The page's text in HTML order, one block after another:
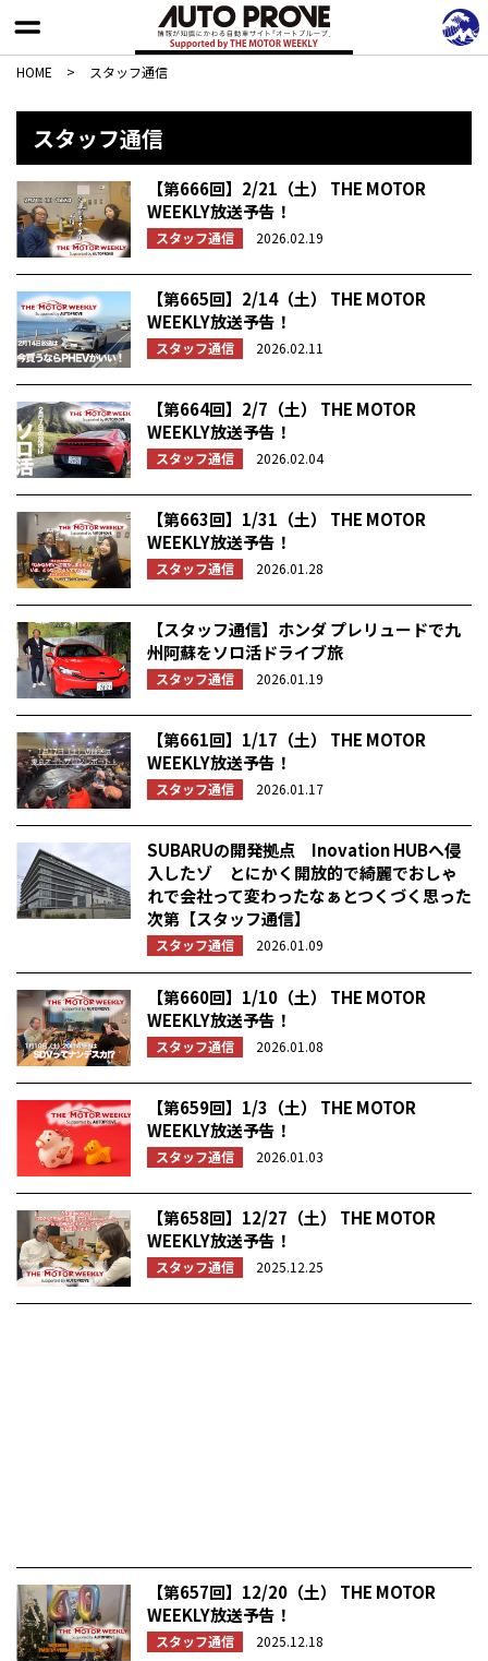
HOME > スタッフ通信
スタッフ通信
【第666回】2/21（土） THE MOTOR
WEEKLY放送予告！
スタッフ通信 2026.02.19
【第665回】2/14（土） THE MOTOR
WEEKLY放送予告！
スタッフ通信 2026.02.11
【第664回】2/7（土） THE MOTOR
WEEKLY放送予告！
スタッフ通信 2026.02.04
【第663回】1/31（土） THE MOTOR
WEEKLY放送予告！
スタッフ通信 2026.01.28
【スタッフ通信】ホンダ プレリュードで九
州阿蘇をソロ活ドライブ旅
スタッフ通信 2026.01.19
【第661回】1/17（土） THE MOTOR
WEEKLY放送予告！
スタッフ通信 2026.01.17
SUBARUの開発拠点 Inovation HUBへ侵
入したゾ とにかく開放的で綺麗でおしゃ
れで会社って変わったなぁとつくづく思った
次第【スタッフ通信】
スタッフ通信 2026.01.09
【第660回】1/10（土） THE MOTOR
WEEKLY放送予告！
スタッフ通信 2026.01.08
【第659回】1/3（土） THE MOTOR
WEEKLY放送予告！
スタッフ通信 2026.01.03
【第658回】12/27（土） THE MOTOR
WEEKLY放送予告！
スタッフ通信 2025.12.25
【第657回】12/20（土） THE MOTOR
WEEKLY放送予告！
スタッフ通信 2025.12.18